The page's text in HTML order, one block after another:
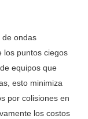
de ondas
los puntos ciegos
equipos que
esto minimiza
​​por colisiones en
los costos